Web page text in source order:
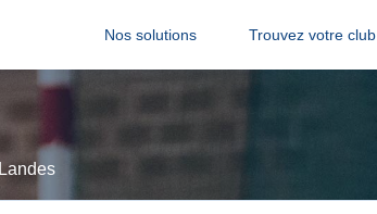
Nos solutions Trouvez votre club
Landes